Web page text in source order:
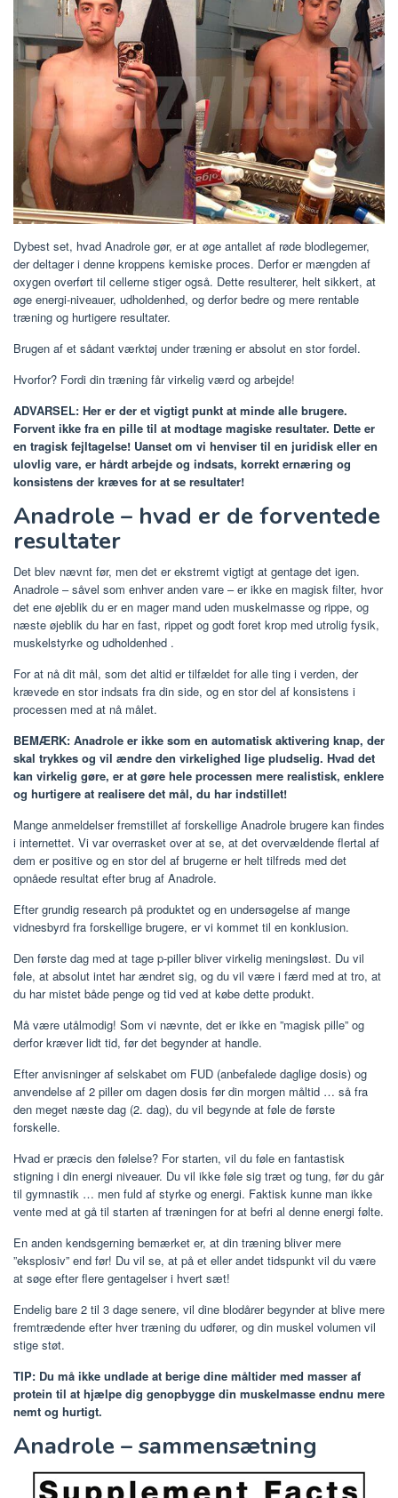
Dybest set, hvad Anadrole gør, er at øge antallet af røde blodlegemer,
der deltager i denne kroppens kemiske proces. Derfor er mængden af ​​
oxygen overført til cellerne stiger også. Dette resulterer, helt sikkert, at
øge energi-niveauer, udholdenhed, og derfor bedre og mere rentable
træning og hurtigere resultater.
Brugen af ​​et sådant værktøj under træning er absolut en stor fordel.
Hvorfor? Fordi din træning får virkelig værd og arbejde!
ADVARSEL: Her er der et vigtigt punkt at minde alle brugere.
Forvent ikke fra en pille til at modtage magiske resultater. Dette er
en tragisk fejltagelse! Uanset om vi henviser til en juridisk eller en
ulovlig vare, er hårdt arbejde og indsats, korrekt ernæring og
konsistens der kræves for at se resultater!
Anadrole – hvad er de forventede
resultater
Det blev nævnt før, men det er ekstremt vigtigt at gentage det igen.
Anadrole – såvel som enhver anden vare – er ikke en magisk filter, hvor
det ene øjeblik du er en mager mand uden muskelmasse og rippe, og
næste øjeblik du har en fast, rippet og godt foret krop med utrolig fysik,
muskelstyrke og udholdenhed .
For at nå dit mål, som det altid er tilfældet for alle ting i verden, der
krævede en stor indsats fra din side, og en stor del af konsistens i
processen med at nå målet.
BEMÆRK: Anadrole er ikke som en automatisk aktivering knap, der
skal trykkes og vil ændre den virkelighed lige pludselig. Hvad det
kan virkelig gøre, er at gøre hele processen mere realistisk, enklere
og hurtigere at realisere det mål, du har indstillet!
Mange anmeldelser fremstillet af forskellige Anadrole brugere kan findes
i internettet. Vi var overrasket over at se, at det overvældende flertal af
dem er positive og en stor del af brugerne er helt tilfreds med det
opnåede resultat efter brug af Anadrole.
Efter grundig research på produktet og en undersøgelse af mange
vidnesbyrd fra forskellige brugere, er vi kommet til en konklusion.
Den første dag med at tage p-piller bliver virkelig meningsløst. Du vil
føle, at absolut intet har ændret sig, og du vil være i færd med at tro, at
du har mistet både penge og tid ved at købe dette produkt.
Må være utålmodig! Som vi nævnte, det er ikke en ”magisk pille” og
derfor kræver lidt tid, før det begynder at handle.
Efter anvisninger af selskabet om FUD (anbefalede daglige dosis) og
anvendelse af 2 piller om dagen dosis før din morgen måltid … så fra
den meget næste dag (2. dag), du vil begynde at føle de første
forskelle.
Hvad er præcis den følelse? For starten, vil du føle en fantastisk
stigning i din energi niveauer. Du vil ikke føle sig træt og tung, før du går
til gymnastik … men fuld af styrke og energi. Faktisk kunne man ikke
vente med at gå til starten af ​​træningen for at befri al denne energi følte.
En anden kendsgerning bemærket er, at din træning bliver mere
”eksplosiv” end før! Du vil se, at på et eller andet tidspunkt vil du være
at søge efter flere gentagelser i hvert sæt!
Endelig bare 2 til 3 dage senere, vil dine blodårer begynder at blive mere
fremtrædende efter hver træning du udfører, og din muskel volumen vil
stige støt.
TIP: Du må ikke undlade at berige dine måltider med masser af
protein til at hjælpe dig genopbygge din muskelmasse endnu mere
nemt og hurtigt.
Anadrole – sammensætning